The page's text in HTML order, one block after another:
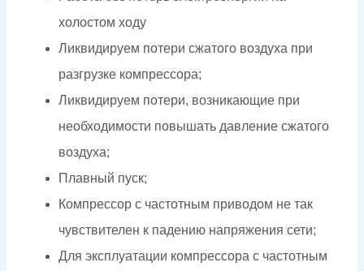
холостом ходу
Ликвидируем потери сжатого воздуха при
разгрузке компрессора;
Ликвидируем потери, возникающие при
необходимости повышать давление сжатого
воздуха;
Плавный пуск;
Компрессор с частотным приводом не так
чувствителен к падению напряжения сети;
Для эксплуатации компрессора с частотным